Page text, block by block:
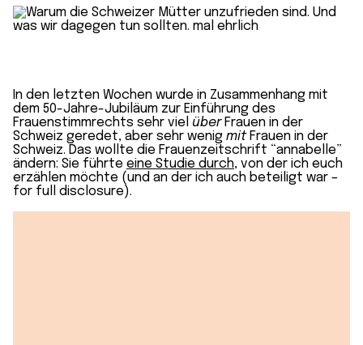
In den letzten Wochen wurde in Zusammenhang mit
dem 50-Jahre-Jubiläum zur Einführung des
Frauenstimmrechts sehr viel überFrauen in der
Schweiz geredet, aber sehr wenig mitFrauen in der
Schweiz. Das wollte die Frauenzeitschrift “annabelle”
ändern: Sie führte eine Studie durch, von der ich euch
erzählen möchte (und an der ich auch beteiligt war –
for full disclosure).